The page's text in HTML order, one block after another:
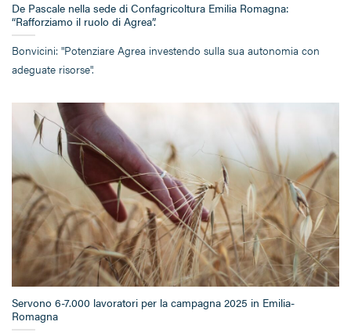
De Pascale nella sede di Confagricoltura Emilia Romagna:
“Rafforziamo il ruolo di Agrea”.
Bonvicini: "Potenziare Agrea investendo sulla sua autonomia con
adeguate risorse".
Servono 6-7.000 lavoratori per la campagna 2025 in Emilia-
Romagna